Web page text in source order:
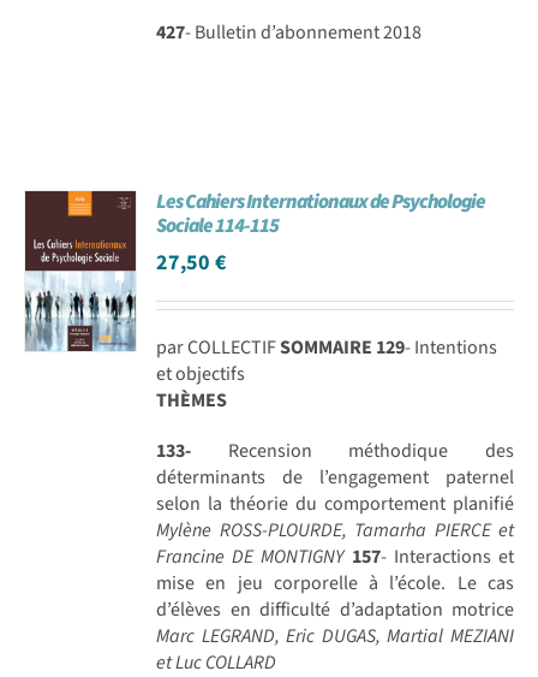
427- Bulletin d’abonnement 2018
Les Cahiers Internationaux de Psychologie
Sociale 114-115
27,50€
par COLLECTIFSOMMAIRE 129- Intentions
et objectifs
THÈMES
133- Recension méthodique des
déterminants de l’engagement paternel
selon la théorie du comportement planifié
Mylène ROSS-PLOURDE, Tamarha PIERCE et
Francine DE MONTIGNY 157- Interactions et
mise en jeu corporelle à l’école. Le cas
d’élèves en difficulté d’adaptation motrice
Marc LEGRAND, Eric DUGAS, Martial MEZIANI
et Luc COLLARD